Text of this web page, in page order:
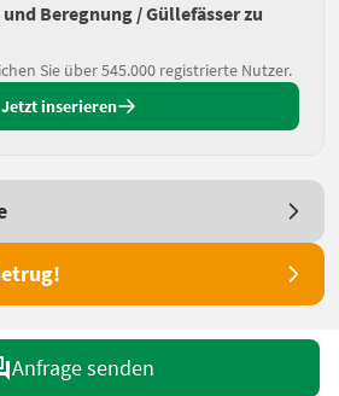
Beregnung / Güllefässer zu
Sie über 545.000 registrierte Nutzer.
Jetzt inserieren
Anfrage senden